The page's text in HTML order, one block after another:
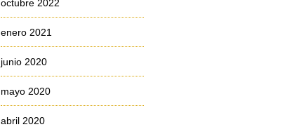
octubre 2022
enero 2021
junio 2020
mayo 2020
abril 2020